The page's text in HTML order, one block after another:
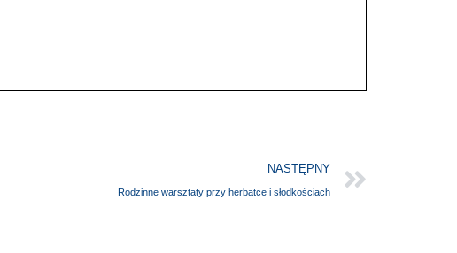
NASTĘPNY
Rodzinne warsztaty przy herbatce i słodkościach